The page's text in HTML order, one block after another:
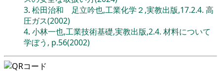
3. 松田治和 足立吟也,工業化学２,実教出版,17.2.4. 高
圧ガス(2002)
4. 小林一也,工業技術基礎,実教出版,2.4. 材料について
学ぼう, p.56(2002)